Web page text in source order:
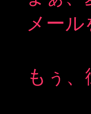
メー
もぅ